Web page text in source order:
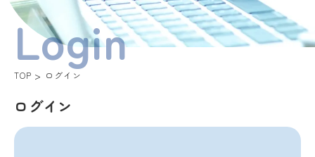
TOP ログイン
Login
ログイン